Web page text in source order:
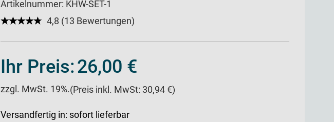
Artikelnummer: KHW-SET-1
★★★★★
☆☆☆☆☆ 4,8 (13 Bewertungen)
Ihr Preis:26,00 €
zzgl. MwSt. 19%.(Preis inkl. MwSt: 30,94 €)
Versandfertig in: sofort lieferbar